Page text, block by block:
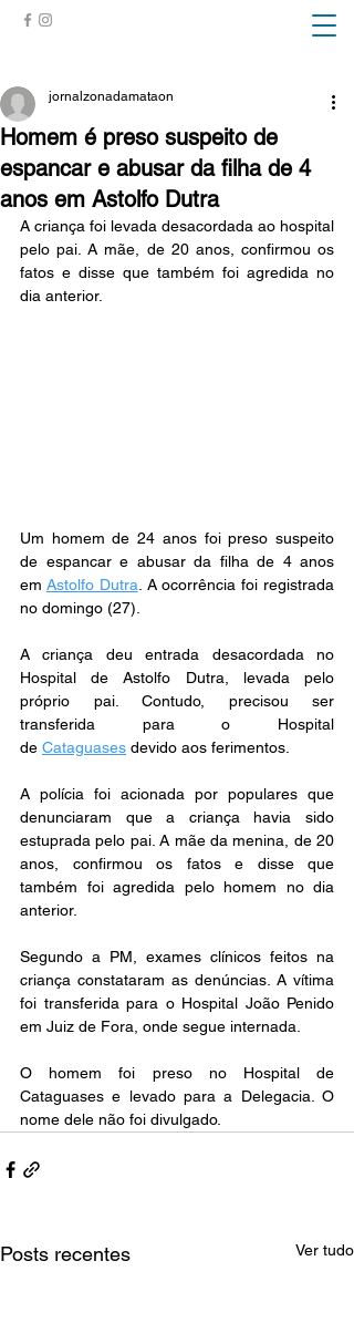
Homem é preso suspeito de
espancar e abusar da filha de 4
anos em Astolfo Dutra
jornalzonadamataon
A criança foi levada desacordada ao hospital
pelo pai. A mãe, de 20 anos, confirmou os
fatos e disse que também foi agredida no
dia anterior.
Um homem de 24 anos foi preso suspeito
de espancar e abusar da filha de 4 anos
em Astolfo Dutra . A ocorrência foi registrada
no domingo (27).
A criança deu entrada desacordada no
Hospital de Astolfo Dutra, levada pelo
próprio pai. Contudo, precisou ser
transferida para o Hospital
de Cataguases devido aos ferimentos.
A polícia foi acionada por populares que
denunciaram que a criança havia sido
estuprada pelo pai. A mãe da menina, de 20
anos, confirmou os fatos e disse que
também foi agredida pelo homem no dia
anterior.
Segundo a PM, exames clínicos feitos na
criança constataram as denúncias. A vítima
foi transferida para o Hospital João Penido
em Juiz de Fora, onde segue internada.
O homem foi preso no Hospital de
Cataguases e levado para a Delegacia. O
nome dele não foi divulgado.
Posts recentes Ver tudo